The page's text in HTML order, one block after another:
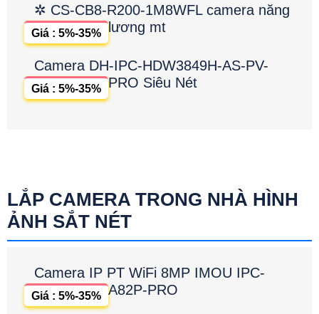
✲ CS-CB8-R200-1M8WFL camera năng
lương mt
Giá : 5%-35%
Camera DH-IPC-HDW3849H-AS-PV-
PRO Siêu Nét
Giá : 5%-35%
LẮP CAMERA TRONG NHÀ HÌNH
ẢNH SẮT NÉT
Camera IP PT WiFi 8MP IMOU IPC-
A82P-PRO
Giá : 5%-35%